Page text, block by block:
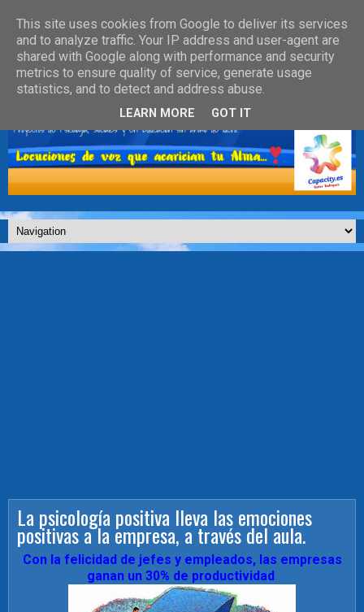
La psicología positiva lleva las emociones
positivas a la empresa, a través del aula.
Con la felicidad de jefes y empleados, las empresas
ganan un 30% de productividad
This site uses cookies from Google to deliver its services
and to analyze traffic. Your IP address and user-agent are
shared with Google along with performance and security
metrics to ensure quality of service, generate usage
statistics, and to detect and address abuse.
LEARN MORE GOT IT